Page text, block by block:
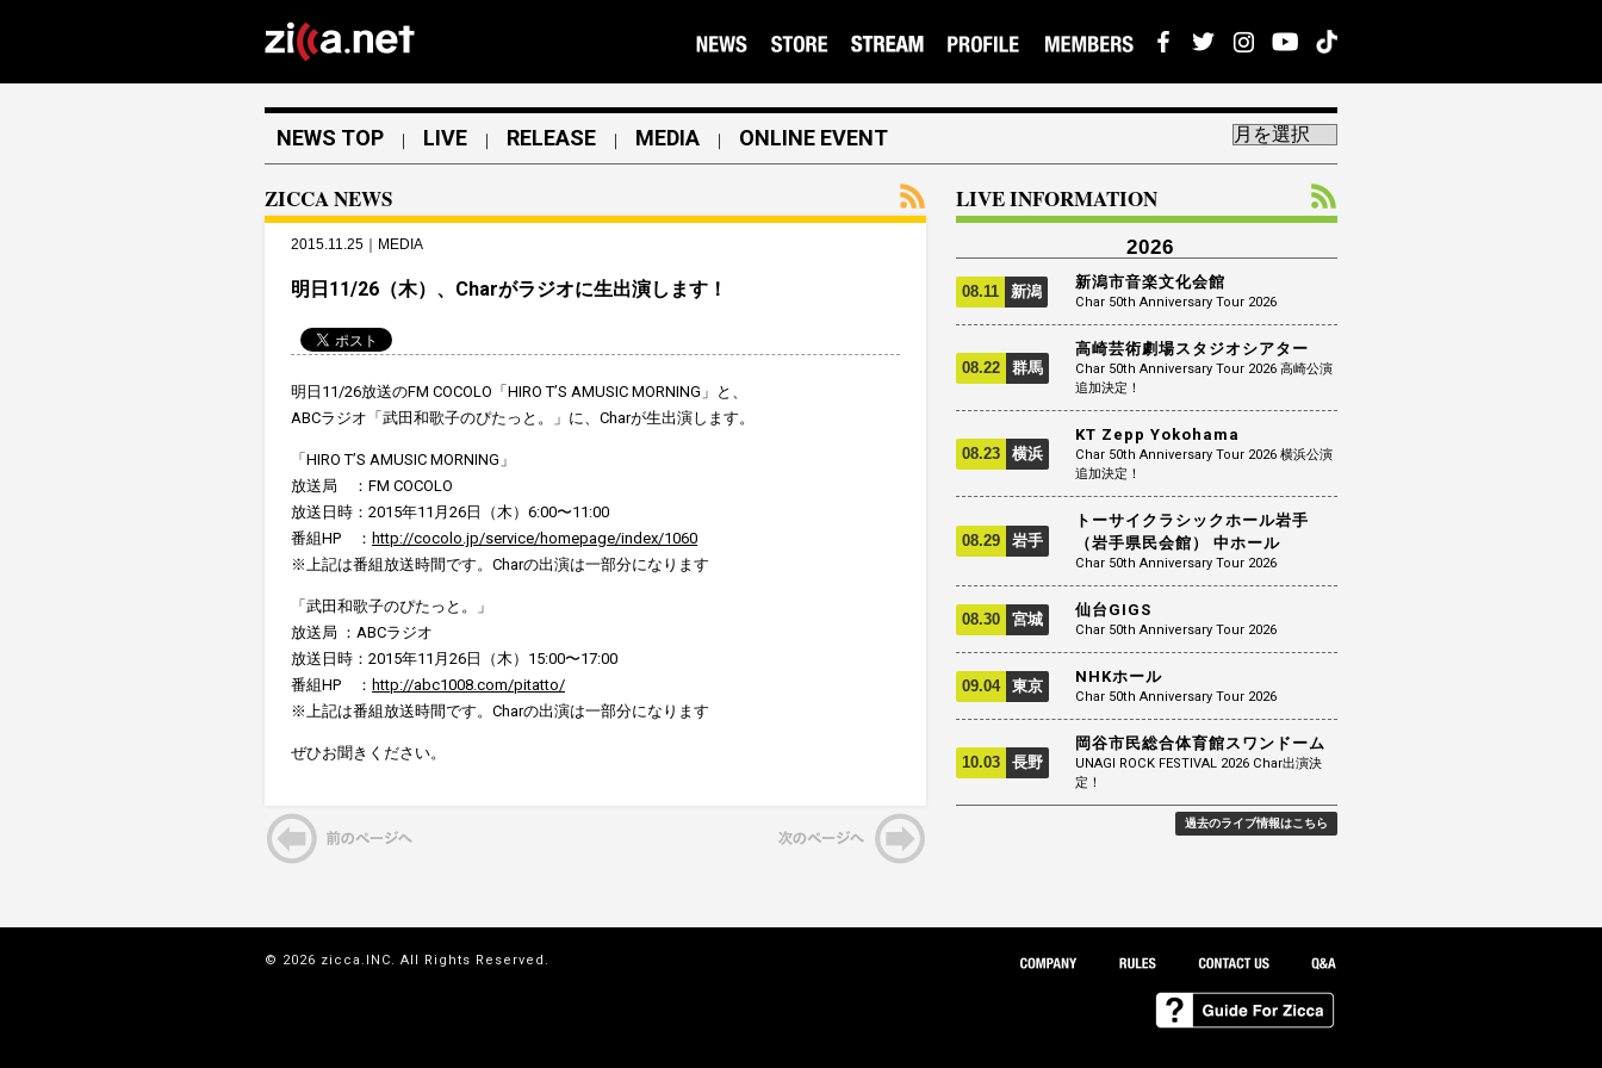
NEWS TOP ｜ LIVE ｜ RELEASE ｜ MEDIA ｜ ONLINE EVENT
ZICCA NEWS
2015.11.25｜MEDIA
明日11/26（木）、Charがラジオに生出演します！
明日11/26放送のFM COCOLO「HIRO T’S AMUSIC MORNING」と、
ABCラジオ「武田和歌子のぴたっと。」に、Charが生出演します。
「HIRO T’S AMUSIC MORNING」
放送局 ：FM COCOLO
放送日時：2015年11月26日（木）6:00〜11:00
番組HP ： http://cocolo.jp/service/homepage/index/1060
※上記は番組放送時間です。Charの出演は一部分になります
「武田和歌子のぴたっと。」
放送局 ：ABCラジオ
放送日時：2015年11月26日（木）15:00〜17:00
番組HP ： http://abc1008.com/pitatto/
※上記は番組放送時間です。Charの出演は一部分になります
ぜひお聞きください。
LIVE INFORMATION
2026
08.11 新潟 新潟市音楽文化会館
Char 50th Anniversary Tour 2026
08.22 群馬
高崎芸術劇場スタジオシアター
Char 50th Anniversary Tour 2026 高崎公演
追加決定！
08.23 横浜
KT Zepp Yokohama
Char 50th Anniversary Tour 2026 横浜公演
追加決定！
08.29 岩手
トーサイクラシックホール岩手
（岩手県民会館） 中ホール
Char 50th Anniversary Tour 2026
08.30 宮城 仙台GIGS
Char 50th Anniversary Tour 2026
09.04 東京 NHKホール
Char 50th Anniversary Tour 2026
10.03 長野
岡谷市民総合体育館スワンドーム
UNAGI ROCK FESTIVAL 2026 Char出演決
定！
過去のライブ情報はこちら
© 2026 zicca.INC. All Rights Reserved.